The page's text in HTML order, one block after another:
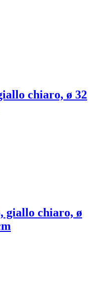
chiaro, ø 32
giallo chiaro, ø